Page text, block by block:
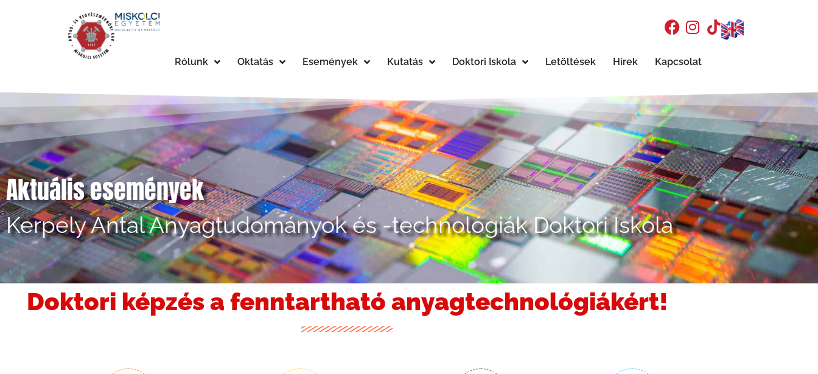
Rólunk Oktatás Események Kutatás Doktori Iskola Letöltések Hírek Kapcsolat
Aktuális események
Kerpely Antal Anyagtudományok és -technológiák Doktori Iskola
Doktori képzés a fenntartható anyagtechnológiákért!